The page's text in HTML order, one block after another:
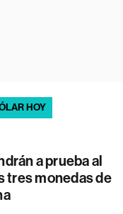
HOY
a prueba al
tres monedas de